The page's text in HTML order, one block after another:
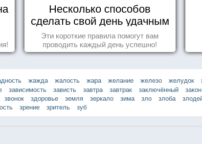
Несколько способов
сделать свой день удачным
Эти короткие правила помогут вам
проводить каждый день успешно!
жажда жалость жара желание железо желудок
зависимость зависть завтра завтрак заключённый закон
звонок здоровье земля зеркало зима зло злоба
зрение зритель зуб